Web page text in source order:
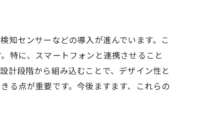
知センサーなどの導入が進んでいます。こ
特に、スマートフォンと連携させること
計段階から組み込むことで、デザイン性と
る点が重要です。今後ますます、これらの